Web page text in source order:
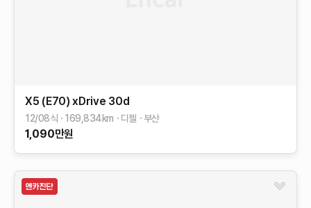
X5 (E70) xDrive 30d
12/08식 169,834km 디젤 부산
1,090만원